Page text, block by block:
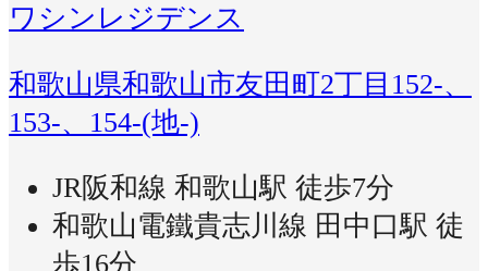
ワシンレジデンス
和歌山県和歌山市友田町2丁目152-、
153-、154-(地-)
JR阪和線 和歌山駅 徒歩7分
和歌山電鐵貴志川線 田中口駅 徒
歩16分